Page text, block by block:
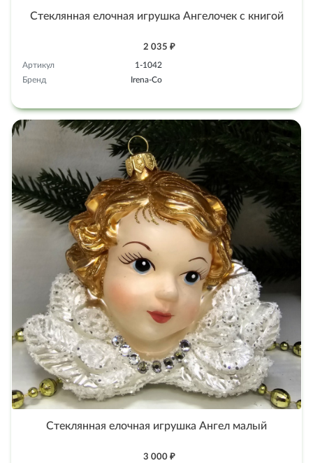
Стеклянная елочная игрушка Ангелочек с книгой
2 035 ₽
Артикул
1-1042
Бренд
Irena-Co
Стеклянная елочная игрушка Ангел малый
3 000 ₽